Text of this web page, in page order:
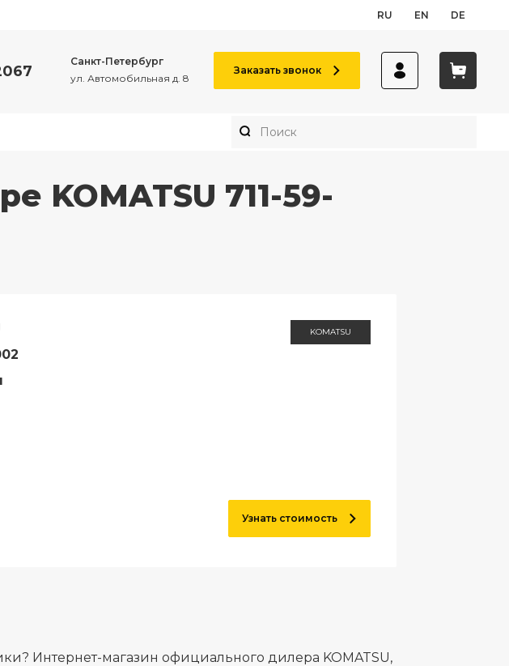
RU EN DE
Санкт-Петербург
ул. Автомобильная д. 8
Заказать звонок
KOMATSU 711-59-
KOMATSU
Узнать стоимость
Интернет-магазин официального дилера KOMATSU,